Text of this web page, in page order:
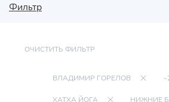
Фильтр
ОЧИСТИТЬ ФИЛЬТР
ВЛАДИМИР ГОРЕЛОВ
ХАТХА ЙОГА НИЖНИЕ